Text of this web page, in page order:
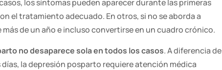
los síntomas pueden aparecer durante las primeras
el tratamiento adecuado. En otros, si no se aborda a
de un año e incluso convertirse en un cuadro crónico.
no desaparece sola en todos los casos. A diferencia de
la depresión posparto requiere atención médica